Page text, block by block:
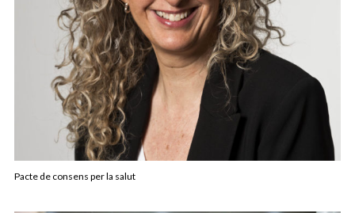
Pacte de consens per la salut